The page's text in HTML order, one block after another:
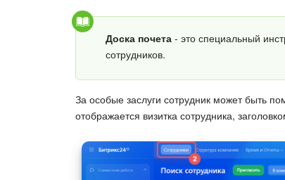
Доска почета - это специальный
сотрудников.
За особые заслуги сотрудник может быть
отображается визитка сотрудника,